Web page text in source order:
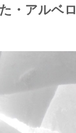
・アルベ